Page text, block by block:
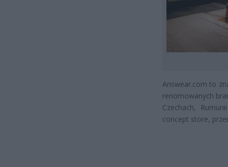
Answear.com to
renomowanych
Czechach,
concept store,